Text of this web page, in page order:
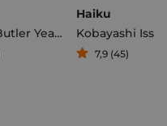
William Butler Yeats
Haiku
Kobayashi Issa
7,9 (45)